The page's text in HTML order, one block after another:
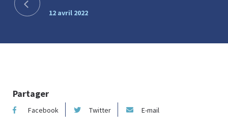
12 avril 2022
Partager
Facebook Twitter E-mail